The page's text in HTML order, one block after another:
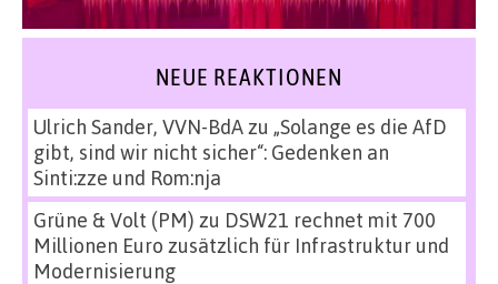
NEUE REAKTIONEN
Ulrich Sander, VVN-BdAzu „Solange es die AfD
gibt, sind wir nicht sicher“: Gedenken an
Sinti:zze und Rom:nja
Grüne & Volt (PM) zu DSW21 rechnet mit 700
Millionen Euro zusätzlich für Infrastruktur und
Modernisierung